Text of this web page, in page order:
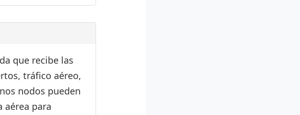
que recibe las
tráfico aéreo,
nodos pueden
aérea para